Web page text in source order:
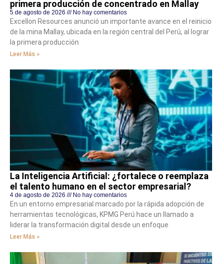
primera producción de concentrado en Mallay
5 de agosto de 2026 No hay comentarios
Excellon Resources anunció un importante avance en el reinicio
de la mina Mallay, ubicada en la región central del Perú, al lograr
la primera producción
Leer Más »
La Inteligencia Artificial: ¿fortalece o reemplaza
el talento humano en el sector empresarial?
4 de agosto de 2026 No hay comentarios
En un entorno empresarial marcado por la rápida adopción de
herramientas tecnológicas, KPMG Perú hace un llamado a
liderar la transformación digital desde un enfoque
Leer Más »